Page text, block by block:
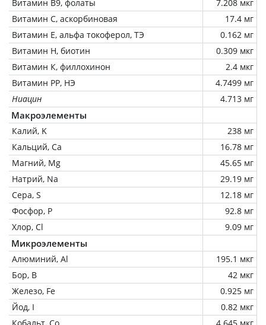
Витамин В9, фолаты
7.208 мкг
Витамин C, аскорбиновая
17.4 мг
Витамин Е, альфа токоферол, ТЭ
0.162 мг
Витамин Н, биотин
0.309 мкг
Витамин К, филлохинон
2.4 мкг
Витамин РР, НЭ
4.7499 мг
Ниацин
4.713 мг
Макроэлементы
Калий, K
238 мг
Кальций, Ca
16.78 мг
Магний, Mg
45.65 мг
Натрий, Na
29.19 мг
Сера, S
12.18 мг
Фосфор, P
92.8 мг
Хлор, Cl
9.09 мг
Микроэлементы
Алюминий, Al
195.1 мкг
Бор, B
42 мкг
Железо, Fe
0.925 мг
Йод, I
0.82 мкг